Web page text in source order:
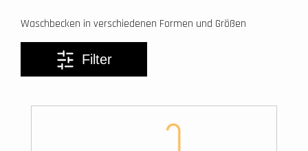
Waschbecken in verschiedenen Formen und Größen
Filter